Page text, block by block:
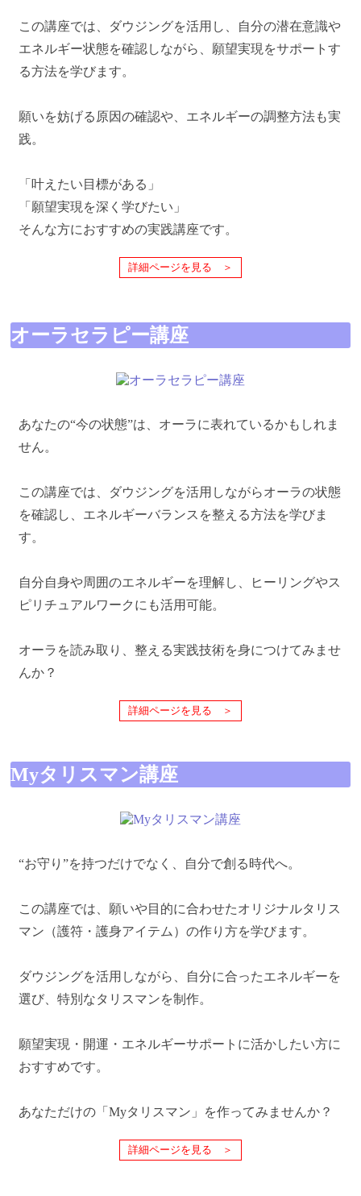
この講座では、ダウジングを活用し、自分の潜在意識や
エネルギー状態を確認しながら、願望実現をサポートす
る方法を学びます。
願いを妨げる原因の確認や、エネルギーの調整方法も実
践。
「叶えたい目標がある」
「願望実現を深く学びたい」
そんな方におすすめの実践講座です。
詳細ページを見る ＞
オーラセラピー講座
あなたの“今の状態”は、オーラに表れているかもしれま
せん。
この講座では、ダウジングを活用しながらオーラの状態
を確認し、エネルギーバランスを整える方法を学びま
す。
自分自身や周囲のエネルギーを理解し、ヒーリングやス
ピリチュアルワークにも活用可能。
オーラを読み取り、整える実践技術を身につけてみませ
んか？
詳細ページを見る ＞
Myタリスマン講座
“お守り”を持つだけでなく、自分で創る時代へ。
この講座では、願いや目的に合わせたオリジナルタリス
マン（護符・護身アイテム）の作り方を学びます。
ダウジングを活用しながら、自分に合ったエネルギーを
選び、特別なタリスマンを制作。
願望実現・開運・エネルギーサポートに活かしたい方に
おすすめです。
あなただけの「Myタリスマン」を作ってみませんか？
詳細ページを見る ＞